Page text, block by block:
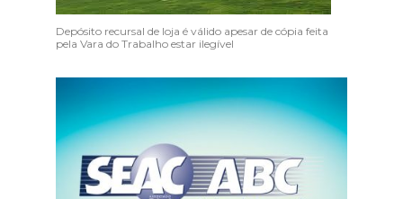
Depósito recursal de loja é válido apesar de cópia feita
pela Vara do Trabalho estar ilegível